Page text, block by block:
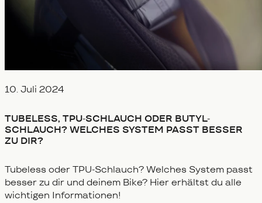
Veröffentlicht am
10. Juli 2024
TUBELESS, TPU-SCHLAUCH ODER BUTYL-
SCHLAUCH? WELCHES SYSTEM PASST BESSER
ZU DIR?
Tubeless oder TPU-Schlauch? Welches System passt
besser zu dir und deinem Bike? Hier erhältst du alle
wichtigen Informationen!